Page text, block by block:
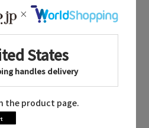
ンドのアイテム
ebure
ゴリのアイテム
ワンピース・チュニック